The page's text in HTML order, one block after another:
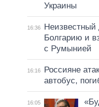
Украины
16:36
Неизвестный
Болгарию и
с Румынией
16:16
Россияне
автобус,
16:05